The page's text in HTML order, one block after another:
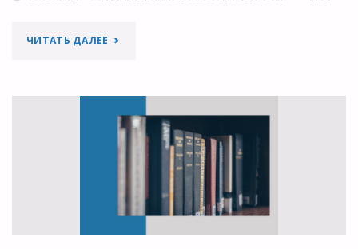
ЧИТАТЬ ДАЛЕЕ "ПРЕДЛАГАЕМ
ОПРОС"